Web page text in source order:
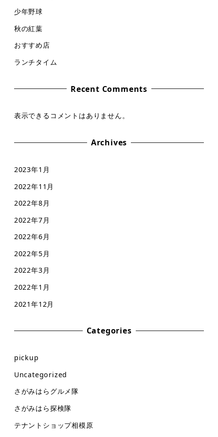
少年野球
秋の紅葉
おすすめ店
ランチタイム
Recent Comments
表示できるコメントはありません。
Archives
2023年1月
2022年11月
2022年8月
2022年7月
2022年6月
2022年5月
2022年3月
2022年1月
2021年12月
Categories
pickup
Uncategorized
さがみはらグルメ隊
さがみはら探検隊
テナントショップ相模原